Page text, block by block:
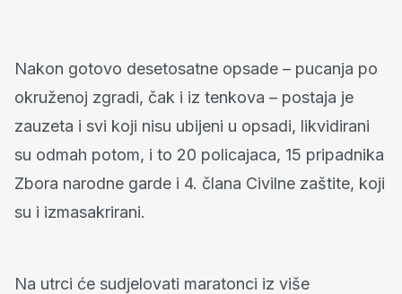
Nakon gotovo desetosatne opsade – pucanja po
okruženoj zgradi, čak i iz tenkova – postaja je
zauzeta i svi koji nisu ubijeni u opsadi, likvidirani
su odmah potom, i to 20 policajaca, 15 pripadnika
Zbora narodne garde i 4. člana Civilne zaštite, koji
su i izmasakrirani.
Na utrci će sudjelovati maratonci iz više